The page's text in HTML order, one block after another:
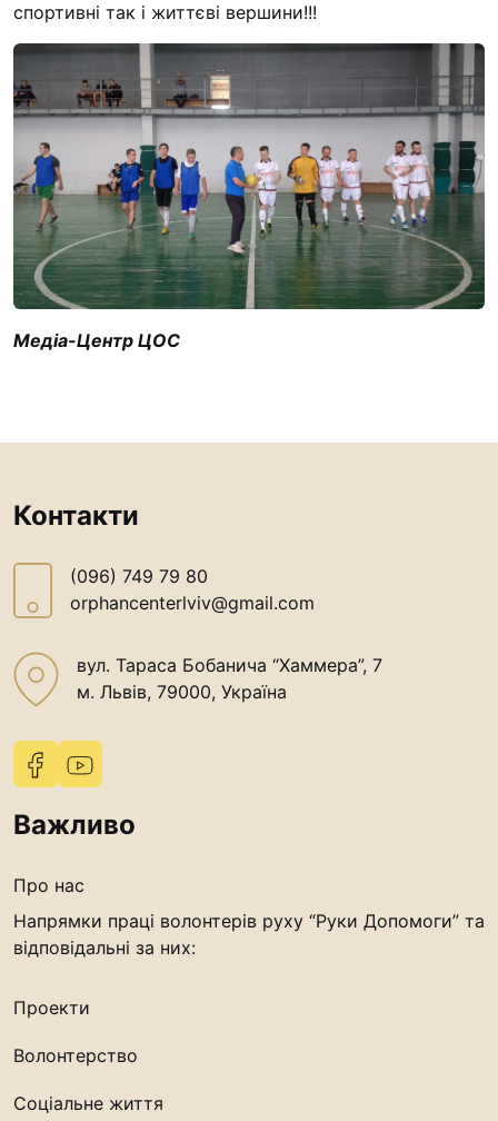
спортивні так і життєві вершини!!!
Медіа-Центр ЦОС
Контакти
(096) 749 79 80
orphancenterlviv@gmail.com
вул. Тараса Бобанича “Хаммера”, 7
м. Львів, 79000, Україна
Важливо
Про нас
Напрямки праці волонтерів руху “Руки Допомоги” та
відповідальні за них:
Проекти
Волонтерство
Соціальне життя